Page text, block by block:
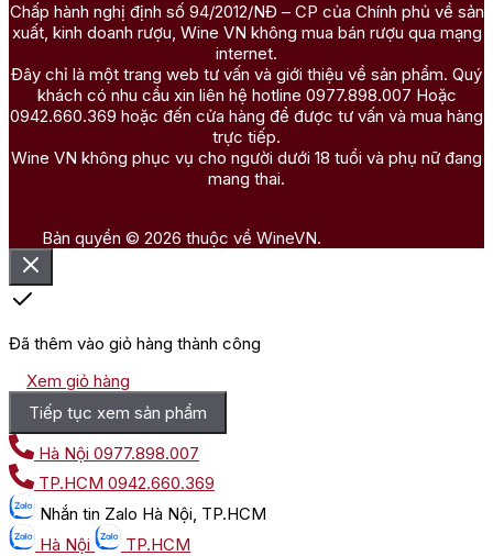
Chấp hành nghị định số 94/2012/NĐ – CP của Chính phủ về sản
xuất, kinh doanh rượu, Wine VN không mua bán rượu qua mạng
internet.
Đây chỉ là một trang web tư vấn và giới thiệu về sản phẩm. Quý
khách có nhu cầu xin liên hệ hotline 0977.898.007 Hoặc
0942.660.369 hoặc đến cửa hàng để được tư vấn và mua hàng
trực tiếp.
Wine VN không phục vụ cho người dưới 18 tuổi và phụ nữ đang
mang thai.
Bản quyền © 2026 thuộc về WineVN.
Đã thêm vào giỏ hàng thành công
Xem giỏ hàng
Tiếp tục xem sản phẩm
Hà Nội 0977.898.007
TP.HCM 0942.660.369
Nhắn tin Zalo Hà Nội, TP.HCM
Hà Nội
TP.HCM